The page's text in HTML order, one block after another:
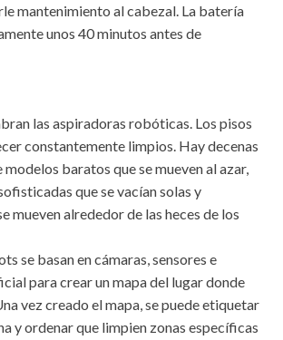
mantenimiento al cabezal. La batería
unos 40 minutos antes de
las aspiradoras robóticas. Los pisos
constantemente limpios. Hay decenas
baratos que se mueven al azar,
que se vacían solas y
mueven alrededor de las heces de los
se basan en cámaras, sensores e
para crear un mapa del lugar donde
vez creado el mapa, se puede etiquetar
y ordenar que limpien zonas específicas